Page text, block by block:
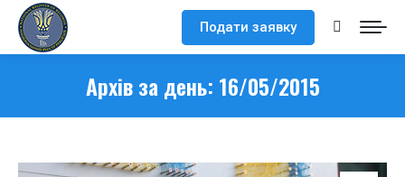
Подати заявку Search:
Архів за день: 16/05/2015